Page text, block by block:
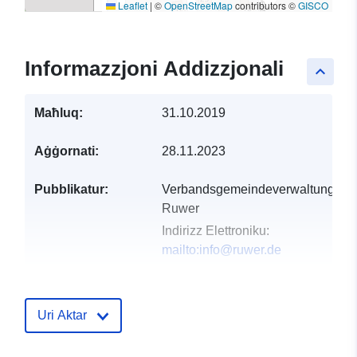
Leaflet | ©OpenStreetMapcontributors ©GISCO
keyboard_arrow_up
Informazzjoni Addizzjonali
Maħluq: 31.10.2019
Aġġornati: 28.11.2023
Pubblikatur:
Verbandsgemeindeverwaltung
Ruwer
Indirizz Elettroniku:
mailto:info@ruwer.de
Katalgu:
Uri Aktar